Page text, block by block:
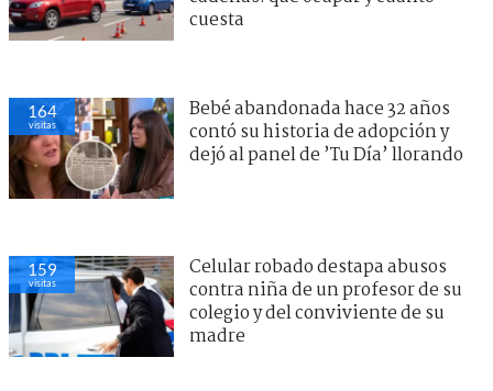
cuesta
164
visitas
Bebé abandonada hace 32 años
contó su historia de adopción y
dejó al panel de ’Tu Día’ llorando
159
visitas
Celular robado destapa abusos
contra niña de un profesor de su
colegio y del conviviente de su
madre